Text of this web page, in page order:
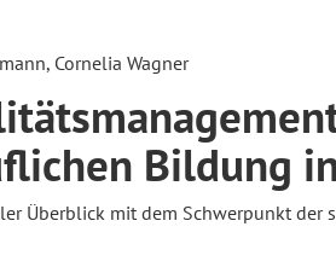
BildungBildung
Schule und Unterricht
und Wissenschaft
Arbeit
forum
Erwachsenenbildung
Cornelia Wagner
Bildung
Überblick mit dem Schwerpunkt der